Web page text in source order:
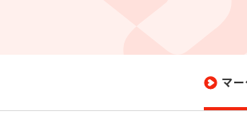
[見込顧客獲得ソリューション]
リピーターを増やしたい
マー